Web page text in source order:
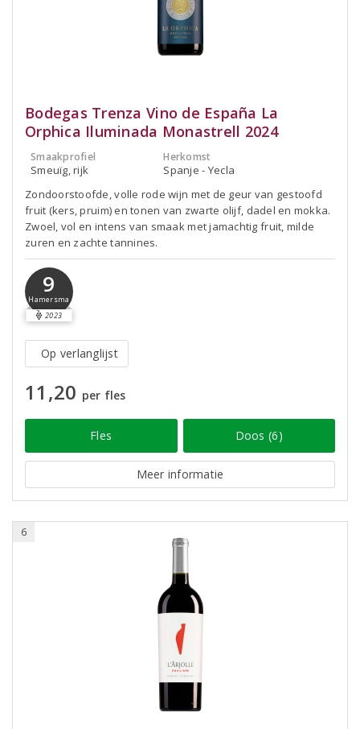
Bodegas Trenza Vino de España La
Orphica Iluminada Monastrell 2024
Smaakprofiel
Smeuïg, rijk
Herkomst
Spanje - Yecla
Zondoorstoofde, volle rode wijn met de geur van gestoofd
fruit (kers, pruim) en tonen van zwarte olijf, dadel en mokka.
Zwoel, vol en intens van smaak met jamachtig fruit, milde
zuren en zachte tannines.
9
Hamersma
2023
Op verlanglijst
11,20 per fles
Fles Doos (6)
Meer informatie
6